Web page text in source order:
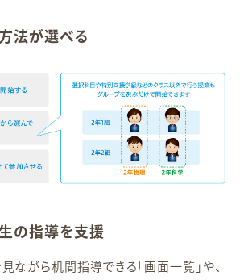
法が選べる
の指導を支援
ながら机間指導できる「画面一覧」や、